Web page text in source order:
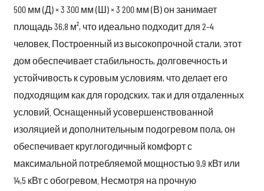
500 мм (Д) × 3 300 мм (Ш) × 3 200 мм (В) он занимает
площадь 36,8 м², что идеально подходит для 2–4
человек. Построенный из высокопрочной стали, этот
дом обеспечивает стабильность, долговечность и
устойчивость к суровым условиям, что делает его
подходящим как для городских, так и для отдаленных
условий. Оснащенный усовершенствованной
изоляцией и дополнительным подогревом пола, он
обеспечивает круглогодичный комфорт с
максимальной потребляемой мощностью 9,9 кВт или
14,5 кВт с обогревом. Несмотря на прочную